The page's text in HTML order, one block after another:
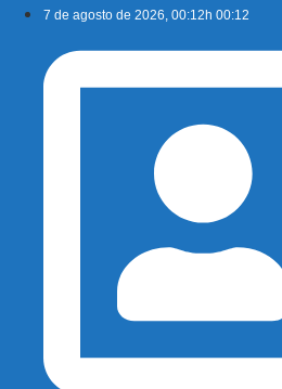
conteúdo
7 de agosto de 2026, 00:12h 00:12